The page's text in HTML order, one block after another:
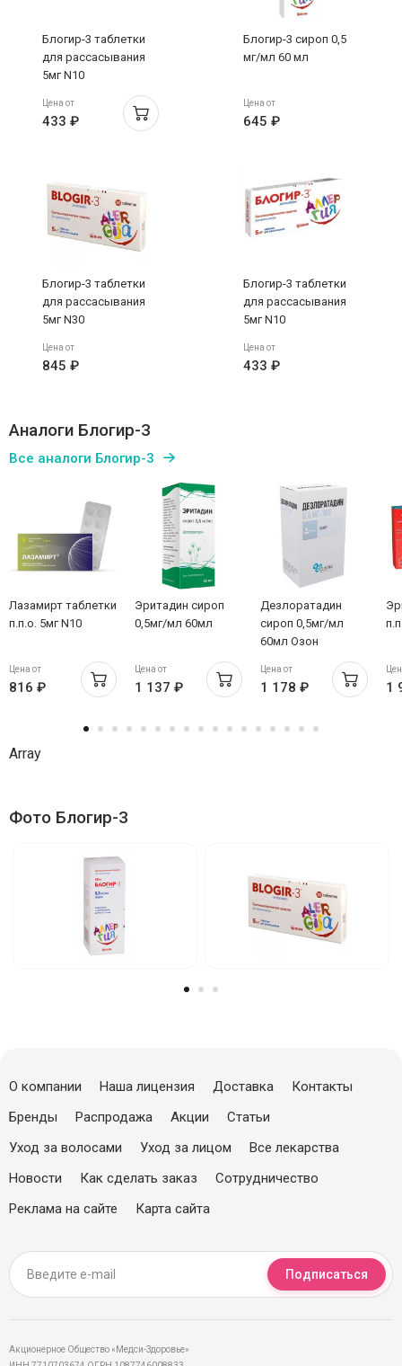
Блогир-3 таблетки
для рассасывания
5мг N10
Цена от
433 ₽
Блогир-3 сироп 0,5
мг/мл 60 мл
Цена от
645 ₽
Блогир-3 таблетки
для рассасывания
5мг N30
Цена от
845 ₽
Блогир-3 таблетки
для рассасывания
5мг N10
Цена от
433 ₽
Аналоги Блогир-3
Все аналоги Блогир-3
Лазамирт таблетки
п.п.о. 5мг N10
Цена от
816 ₽
Эритадин сироп
0,5мг/мл 60мл
Цена от
1 137 ₽
Дезлоратадин
сироп 0,5мг/мл
60мл Озон
Цена от
1 178 ₽ 1
Array
Фото Блогир-3
О компании Наша лицензия Доставка
Контакты
Бренды
Распродажа Акции
Статьи
Уход за волосами
Уход за лицом
Все лекарства
Новости
Как сделать заказ
Сотрудничество
Реклама на сайте
Карта сайта
Подписаться
Акционерное Общество «Медси-Здоровье»